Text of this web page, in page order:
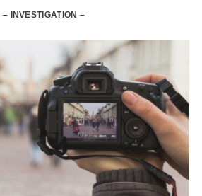
– INVESTIGATION –